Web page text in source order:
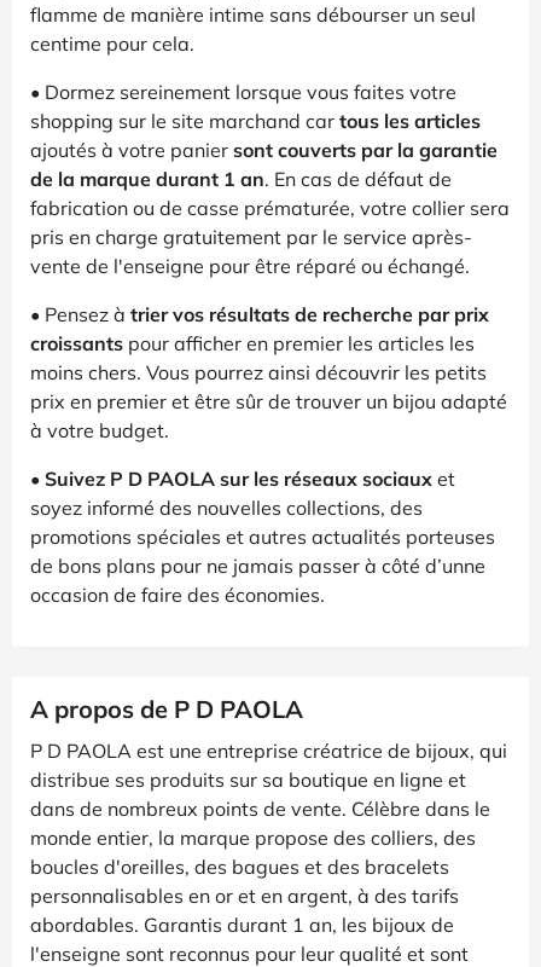
flamme de manière intime sans débourser un seul
centime pour cela.
• Dormez sereinement lorsque vous faites votre
shopping sur le site marchand car tous les articles
ajoutés à votre panier sont couverts par la garantie
de la marque durant 1 an. En cas de défaut de
fabrication ou de casse prématurée, votre collier sera
pris en charge gratuitement par le service après-
vente de l'enseigne pour être réparé ou échangé.
• Pensez à trier vos résultats de recherche par prix
croissants pour afficher en premier les articles les
moins chers. Vous pourrez ainsi découvrir les petits
prix en premier et être sûr de trouver un bijou adapté
à votre budget.
• Suivez P D PAOLA sur les réseaux sociaux et
soyez informé des nouvelles collections, des
promotions spéciales et autres actualités porteuses
de bons plans pour ne jamais passer à côté d’unne
occasion de faire des économies.
A propos de P D PAOLA
P D PAOLA est une entreprise créatrice de bijoux, qui
distribue ses produits sur sa boutique en ligne et
dans de nombreux points de vente. Célèbre dans le
monde entier, la marque propose des colliers, des
boucles d'oreilles, des bagues et des bracelets
personnalisables en or et en argent, à des tarifs
abordables. Garantis durant 1 an, les bijoux de
l'enseigne sont reconnus pour leur qualité et sont